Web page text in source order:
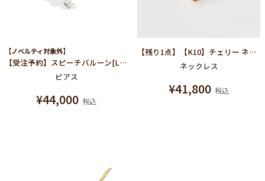
【ノベルティ対象外】
【受注予約】スピーチバルーン[LOVE] ピアス
ピアス
¥44,000 税込
【残り1点】【K10】チェリー ネックレス
ネックレス
¥41,800 税込